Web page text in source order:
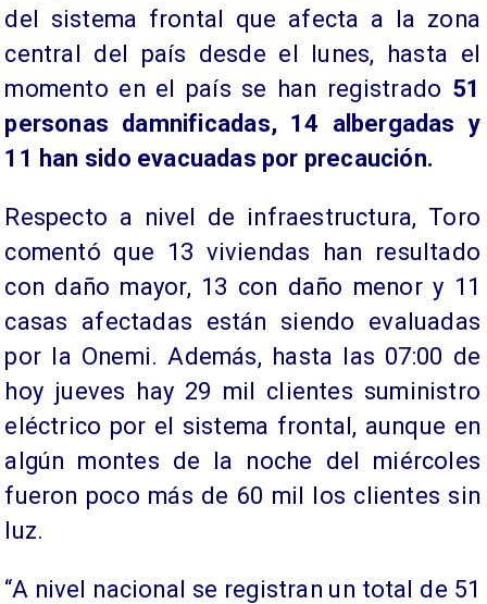
del sistema frontal que afecta a la zona
central del país desde el lunes, hasta el
momento en el país se han registrado 51
personas damnificadas, 14 albergadas y
11 han sido evacuadas por precaución.
Respecto a nivel de infraestructura, Toro
comentó que 13 viviendas han resultado
con daño mayor, 13 con daño menor y 11
casas afectadas están siendo evaluadas
por la Onemi. Además, hasta las 07:00 de
hoy jueves hay 29 mil clientes suministro
eléctrico por el sistema frontal, aunque en
algún montes de la noche del miércoles
fueron poco más de 60 mil los clientes sin
luz.
“A nivel nacional se registran un total de 51